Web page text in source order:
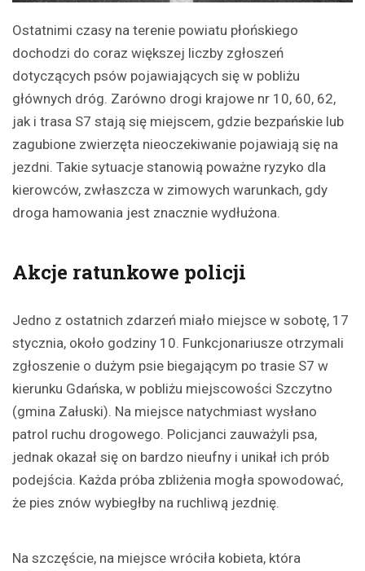
Ostatnimi czasy na terenie powiatu płońskiego
dochodzi do coraz większej liczby zgłoszeń
dotyczących psów pojawiających się w pobliżu
głównych dróg. Zarówno drogi krajowe nr 10, 60, 62,
jak i trasa S7 stają się miejscem, gdzie bezpańskie lub
zagubione zwierzęta nieoczekiwanie pojawiają się na
jezdni. Takie sytuacje stanowią poważne ryzyko dla
kierowców, zwłaszcza w zimowych warunkach, gdy
droga hamowania jest znacznie wydłużona.
Akcje ratunkowe policji
Jedno z ostatnich zdarzeń miało miejsce w sobotę, 17
stycznia, około godziny 10. Funkcjonariusze otrzymali
zgłoszenie o dużym psie biegającym po trasie S7 w
kierunku Gdańska, w pobliżu miejscowości Szczytno
(gmina Załuski). Na miejsce natychmiast wysłano
patrol ruchu drogowego. Policjanci zauważyli psa,
jednak okazał się on bardzo nieufny i unikał ich prób
podejścia. Każda próba zbliżenia mogła spowodować,
że pies znów wybiegłby na ruchliwą jezdnię.
Na szczęście, na miejsce wróciła kobieta, która